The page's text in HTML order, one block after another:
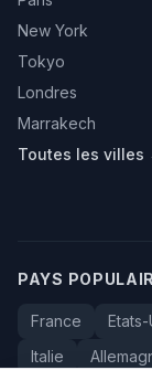
New York
Tokyo
Londres
Marrakech
Toutes les villes
PAYS
France Etats-
Italie